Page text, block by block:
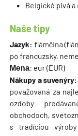
Belgické pivá a
Naše tipy
Jazyk: flámčina
po francúzsky,
Mena: eur (EUR)
Nákupy a suvenýry:
považovaná za
ozdoby
obchodoch,
s tradíciou